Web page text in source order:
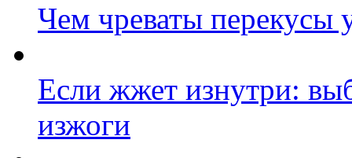
Чем чреваты перекусы
Если жжет изнутри:
изжоги